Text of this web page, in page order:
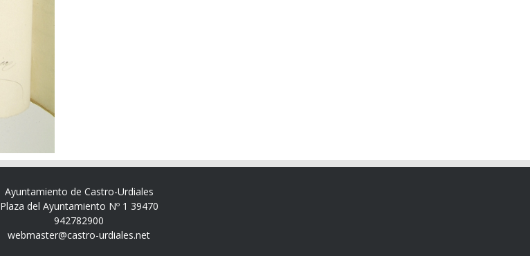
Ayuntamiento de Castro-Urdiales
Plaza del Ayuntamiento Nº 1 39470
942782900
webmaster@castro-urdiales.net